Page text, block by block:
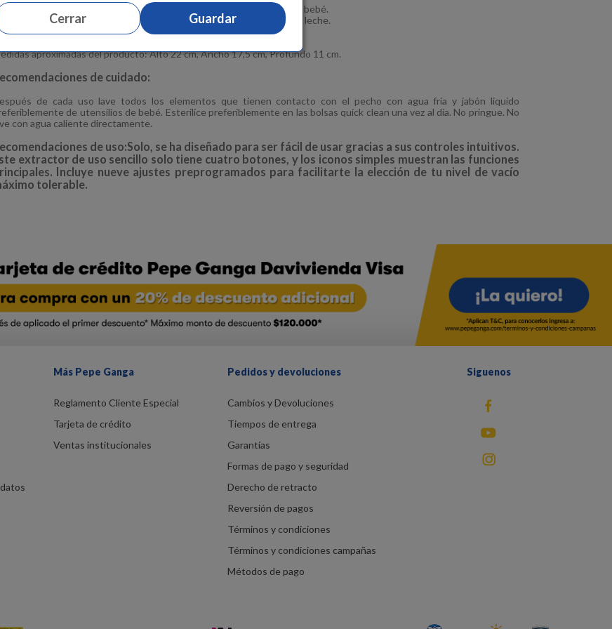
Cerrar Guardar
tecnología 2-Phase Expression simula el ritmo de succión natural del bebé.
embudo PersonalFit Flex ofrece un mayor confort y un 11,8 % más de leche.
sistema cerrado evita que la leche materna entre en el tubo.
aproximadas del producto: Alto 22 cm, Ancho 17,5 cm, Profundo 11 cm.
de cuidado:
de cada uso lave todos los elementos que tienen contacto con el pecho con agua fría y jabón liquido
de utensilios de bebé. Esterilice preferiblemente en las bolsas quick clean una vez al día. No pringue. No
con agua caliente directamente.
de uso:Solo, se ha diseñado para ser fácil de usar gracias a sus controles intuitivos.
extractor de uso sencillo solo tiene cuatro botones, y los iconos simples muestran las funciones
Incluye nueve ajustes preprogramados para facilitarte la elección de tu nivel de vacío
tolerable.
Más Pepe Ganga
Reglamento Cliente Especial
Tarjeta de crédito
Ventas institucionales
Pedidos y devoluciones
Cambios y Devoluciones
Tiempos de entrega
Garantías
Formas de pago y seguridad
Derecho de retracto
Reversión de pagos
Términos y condiciones
Términos y condiciones campañas
Métodos de pago
Siguenos
fb
You Tube
instagram